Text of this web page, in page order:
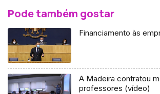
Pode também gostar
Financiamento às
A Madeira contratou
professores (vídeo)